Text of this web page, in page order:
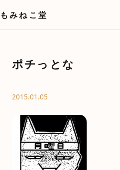
もみねこ堂
ポチっとな
2015.01.05